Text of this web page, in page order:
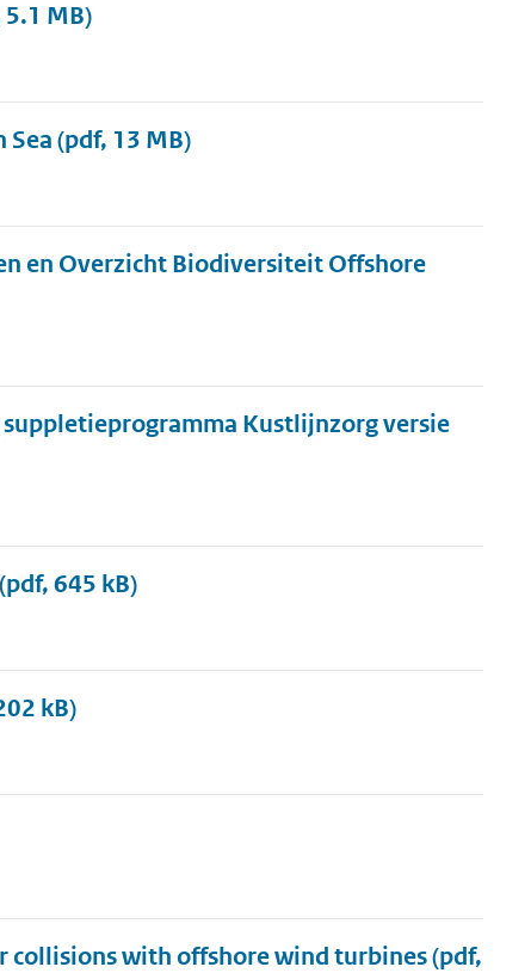
5.1 MB)
Sea(pdf, 13 MB)
en Overzicht Biodiversiteit Offshore
Kustlijnzorg versie
(pdf, 645 kB)
kB)
collisions with offshore wind turbines(pdf,